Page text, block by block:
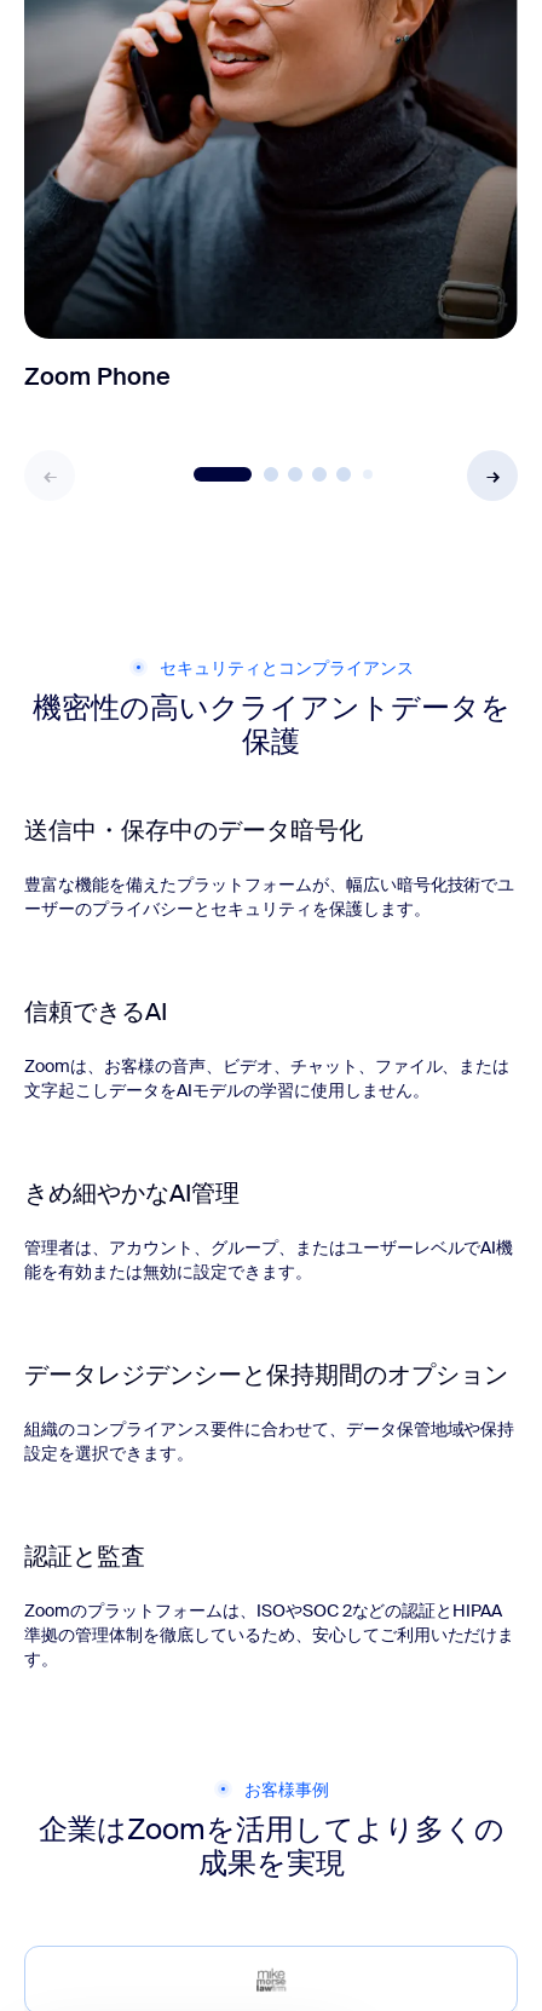
Zoom Phone
セキュリティとコンプライアンス
機密性の高いクライアントデータを
保護
送信中・保存中のデータ暗号化
豊富な機能を備えたプラットフォームが、幅広い暗号化技術でユ
ーザーのプライバシーとセキュリティを保護します。
信頼できるAI
Zoomは、お客様の音声、ビデオ、チャット、ファイル、または
文字起こしデータをAIモデルの学習に使用しません。
きめ細やかなAI管理
管理者は、アカウント、グループ、またはユーザーレベルでAI機
能を有効または無効に設定できます。
データレジデンシーと保持期間のオプション
組織のコンプライアンス要件に合わせて、データ保管地域や保持
設定を選択できます。
認証と監査
Zoomのプラットフォームは、ISOやSOC 2などの認証とHIPAA
準拠の管理体制を徹底しているため、安心してご利用いただけま
す。
お客様事例
企業はZoomを活用して より多くの
成果を実現